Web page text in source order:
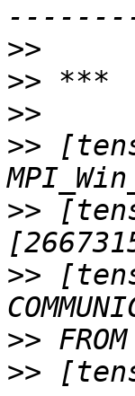
>>
>>
>>
>>
>>
>>
>>
>>